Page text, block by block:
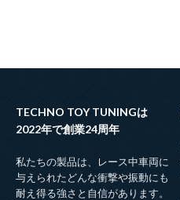
TECHNO TOY TUNINGは
2022年で創業24周年
私たちの製品は、レース中車両に
与えられたどんな衝撃や振動にも
耐え得る強さと自信があります。